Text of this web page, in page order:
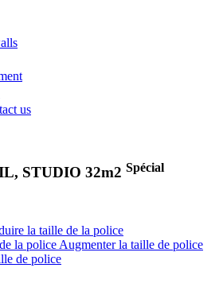
us
STUDIO 32m2 Spécial
la taille de la police
Augmenter la taille de police